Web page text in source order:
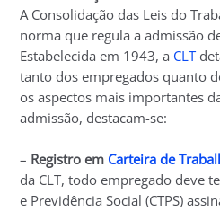
A Consolidação das Leis do
norma que regula a admissão
Estabelecida em 1943, a CLT
tanto dos empregados quanto
os aspectos mais importantes
admissão, destacam-se:
– Registro em Carteira de
da CLT, todo empregado deve
e Previdência Social (CTPS)